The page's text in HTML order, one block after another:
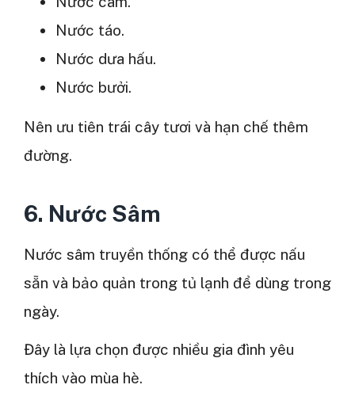
Nước táo.
Nước dưa hấu.
Nước bưởi.
Nên ưu tiên trái cây tươi và hạn chế thêm
đường.
6. Nước Sâm
Nước sâm truyền thống có thể được nấu
sẵn và bảo quản trong tủ lạnh để dùng trong
ngày.
Đây là lựa chọn được nhiều gia đình yêu
thích vào mùa hè.